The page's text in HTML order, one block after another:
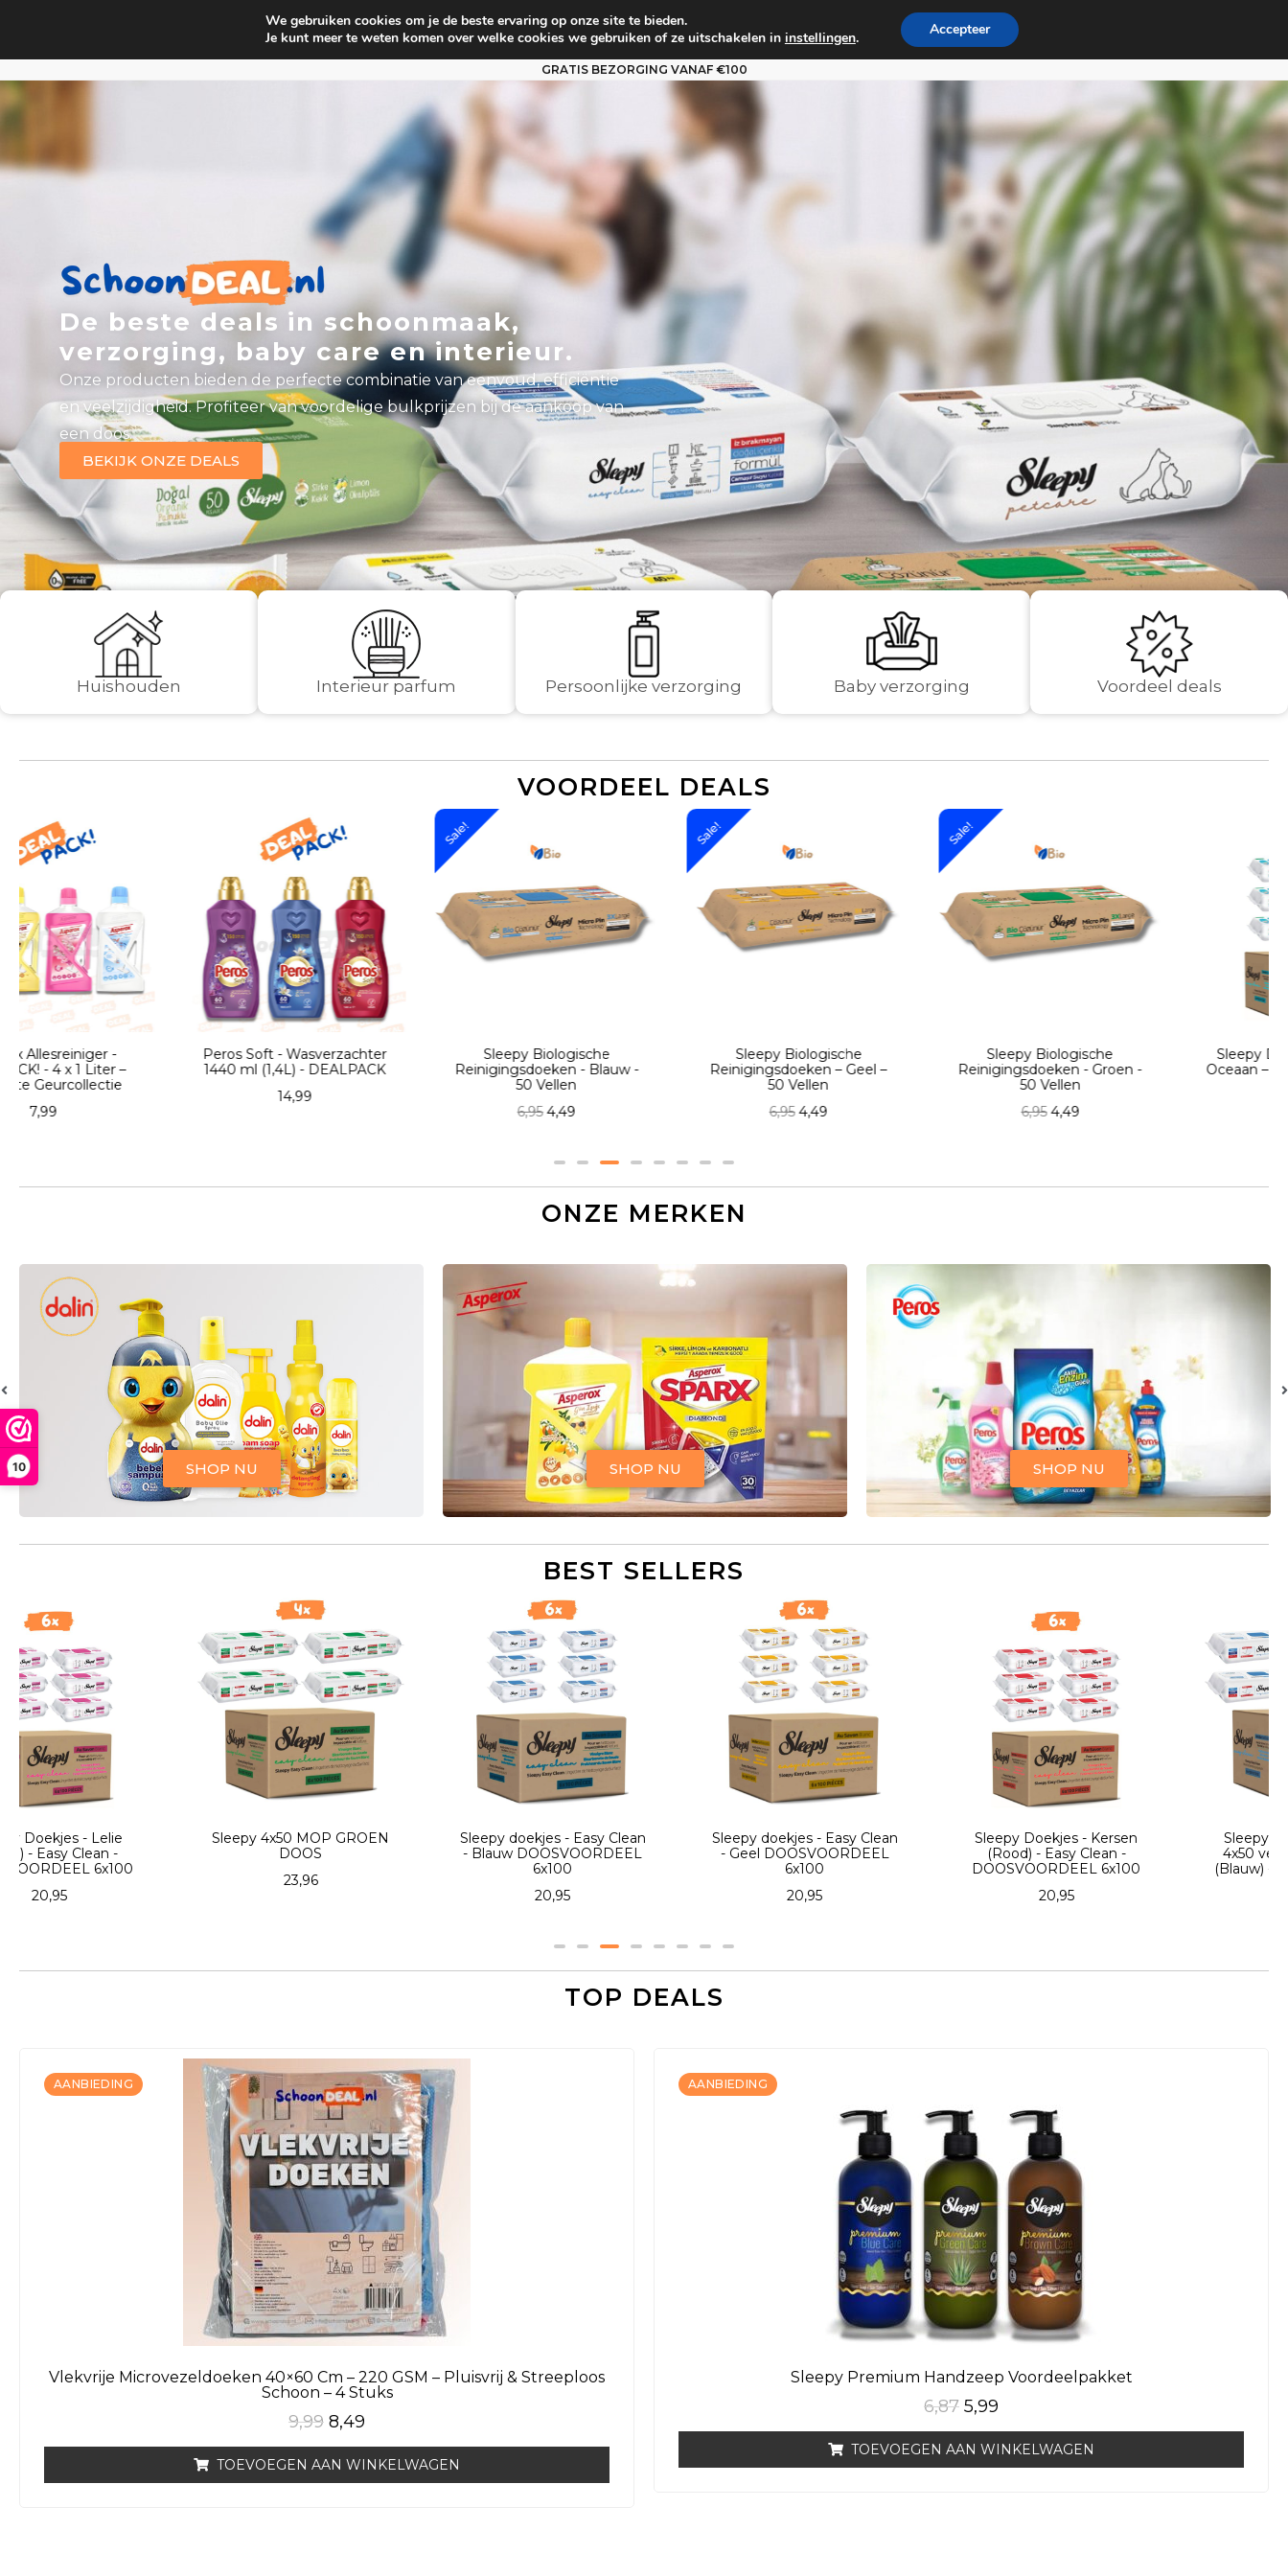
10
Huishouden Interieur parfum Babyverzorging Persoonlijke verzorging Zakelijk 0
GRATIS BEZORGING VANAF €100
De beste deals in schoonmaak,
verzorging, baby care en interieur.
Onze producten bieden de perfecte combinatie van eenvoud, efficiëntie
en veelzijdigheid. Profiteer van voordelige bulkprijzen bij de aankoop van
een doos.
BEKIJK ONZE DEALS
Huishouden Interieur parfum Persoonlijke verzorging Baby verzorging Voordeel deals
VOORDEEL DEALS
Peros Soft - Wasverzachter
1440 ml (1,4L) - DEALPACK
Sale!
Sleepy Biologische
Reinigingsdoeken - Blauw -
Sleepy Biologische
Reinigingsdoeken – Geel –
Sleepy Biologische
Reinigingsdoeken - Groen -
Sleepy Doekjes – Ocean /
Oceaan – DOOSVOORDEEL
ONZE MERKEN
SHOP NU SHOP NU SHOP NU
BEST SELLERS
Sleepy 4x50 MOP GROEN
Sleepy doekjes - Easy Clean
- Blauw DOOSVOORDEEL
Sleepy doekjes - Easy Clean
- Geel DOOSVOORDEEL
Sleepy Doekjes - Kersen
(Rood) - Easy Clean -
DOOSVOORDEEL 6x100
Sleepy Easy Clean - MOP
4x50 vellen - Bleekmiddel
(Blauw) - DOOSVOORDEEL
TOP DEALS
Vlekvrije Microvezeldoeken 40×60 Cm – 220 GSM – Pluisvrij & Streeploos
Schoon – 4 Stuks
AANBIEDING
9,99 8,49
TOEVOEGEN AAN WINKELWAGEN
Sleepy Premium Handzeep Voordeelpakket
AANBIEDING
6,87 5,99
TOEVOEGEN AAN WINKELWAGEN
We gebruiken cookies om je de beste ervaring op onze site te bieden.
Je kunt meer te weten komen over welke cookies we gebruiken of ze uitschakelen in instellingen. Accepteer